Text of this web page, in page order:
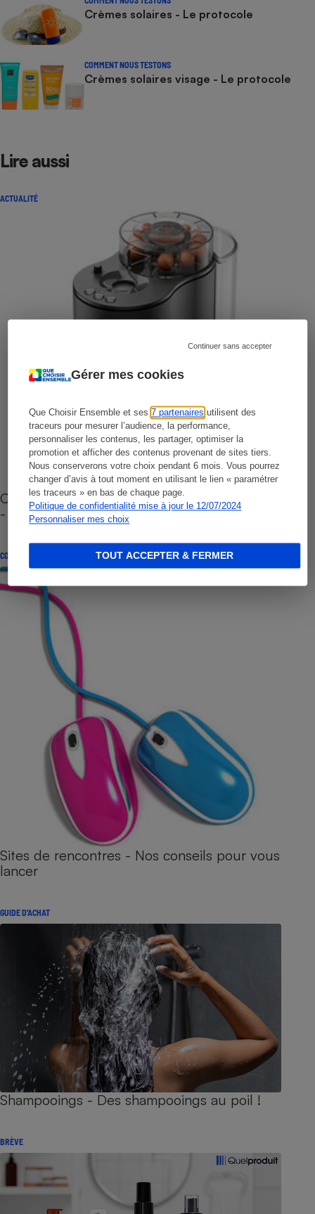
Gérer mes cookies
Que Choisir Ensemble et ses7 partenaires utilisent des
traceurs pour mesurer l’audience, la performance,
personnaliser les contenus, les partager, optimiser la
promotion et afficher des contenus provenant de sites tiers.
Nous conserverons votre choix pendant 6 mois. Vous pourrez
changer d’avis à tout moment en utilisant le lien « paramétrer
les traceurs » en bas de chaque page.
Politique de confidentialité mise à jour le 12/07/2024
Personnaliser mes choix
Continuer sans accepter
TOUT ACCEPTER & FERMER
Crèmes solaires - Le protocole
COMMENT NOUS TESTONS
Crèmes solaires visage - Le protocole
Lire aussi
ACTUALITÉ
Cafetière à capsules zéro déchet CoffeeB (vidéo)
- Premières impressions
CONSEILS
Sites de rencontres - Nos conseils pour vous
lancer
GUIDE D'ACHAT
Shampooings - Des shampooings au poil !
BRÈVE